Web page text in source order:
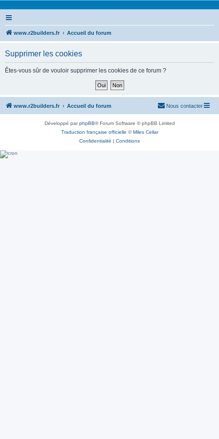
www.r2builders.fr Accueil du forum
Supprimer les cookies
Êtes-vous sûr de vouloir supprimer les cookies de ce forum ?
www.r2builders.fr Accueil du forum Nous contacter
Développé parphpBB® Forum Software © phpBB Limited
Traduction française officielle ©Miles Cellar
Confidentialité | Conditions